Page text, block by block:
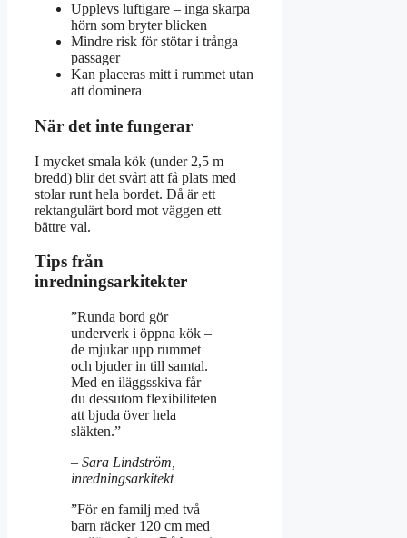
Upplevs luftigare – inga skarpa
hörn som bryter blicken
Mindre risk för stötar i trånga
passager
Kan placeras mitt i rummet utan
att dominera
När det inte fungerar
I mycket smala kök (under 2,5 m
bredd) blir det svårt att få plats med
stolar runt hela bordet. Då är ett
rektangulärt bord mot väggen ett
bättre val.
Tips från
inredningsarkitekter
”Runda bord gör
underverk i öppna kök –
de mjukar upp rummet
och bjuder in till samtal.
Med en iläggsskiva får
du dessutom flexibiliteten
att bjuda över hela
släkten.”
– Sara Lindström,
inredningsarkitekt
”För en familj med två
barn räcker 120 cm med